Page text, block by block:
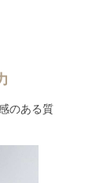
のある質